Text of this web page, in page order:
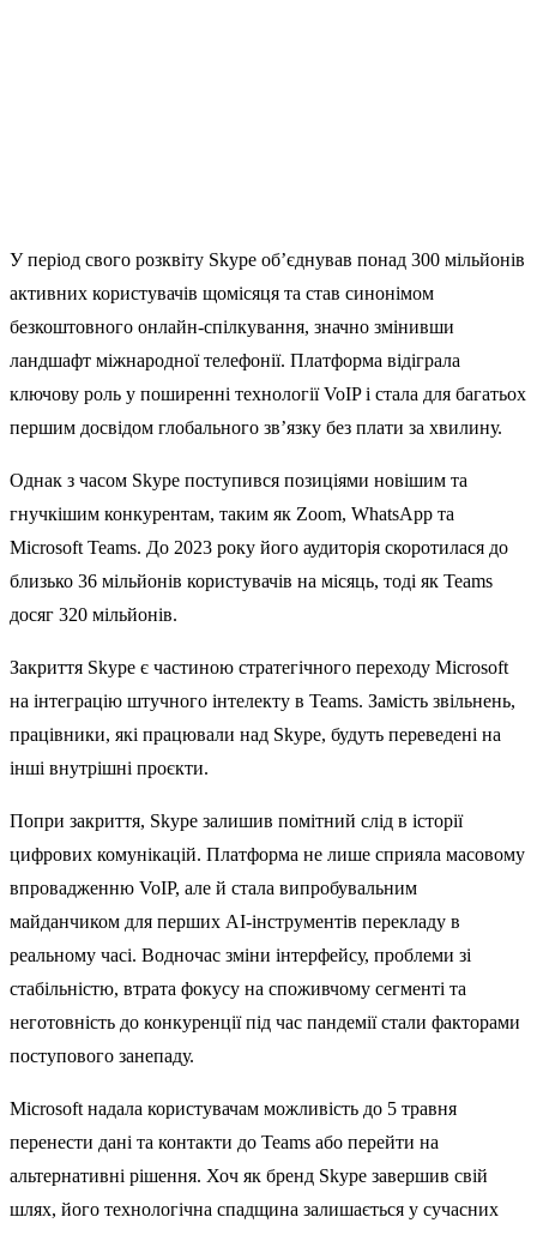
У період свого розквіту Skype об’єднував понад 300 мільйонів
активних користувачів щомісяця та став синонімом
безкоштовного онлайн-спілкування, значно змінивши
ландшафт міжнародної телефонії. Платформа відіграла
ключову роль у поширенні технології VoIP і стала для багатьох
першим досвідом глобального зв’язку без плати за хвилину.
Однак з часом Skype поступився позиціями новішим та
гнучкішим конкурентам, таким як Zoom, WhatsApp та
Microsoft Teams. До 2023 року його аудиторія скоротилася до
близько 36 мільйонів користувачів на місяць, тоді як Teams
досяг 320 мільйонів.
Закриття Skype є частиною стратегічного переходу Microsoft
на інтеграцію штучного інтелекту в Teams. Замість звільнень,
працівники, які працювали над Skype, будуть переведені на
інші внутрішні проєкти.
Попри закриття, Skype залишив помітний слід в історії
цифрових комунікацій. Платформа не лише сприяла масовому
впровадженню VoIP, але й стала випробувальним
майданчиком для перших AI-інструментів перекладу в
реальному часі. Водночас зміни інтерфейсу, проблеми зі
стабільністю, втрата фокусу на споживчому сегменті та
неготовність до конкуренції під час пандемії стали факторами
поступового занепаду.
Microsoft надала користувачам можливість до 5 травня
перенести дані та контакти до Teams або перейти на
альтернативні рішення. Хоч як бренд Skype завершив свій
шлях, його технологічна спадщина залишається у сучасних